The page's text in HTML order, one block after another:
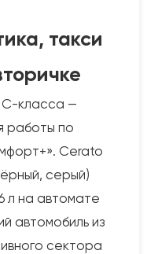
такси
класса —
работы по
Cerato
серый)
л на автомате
автомобиль из
сектора